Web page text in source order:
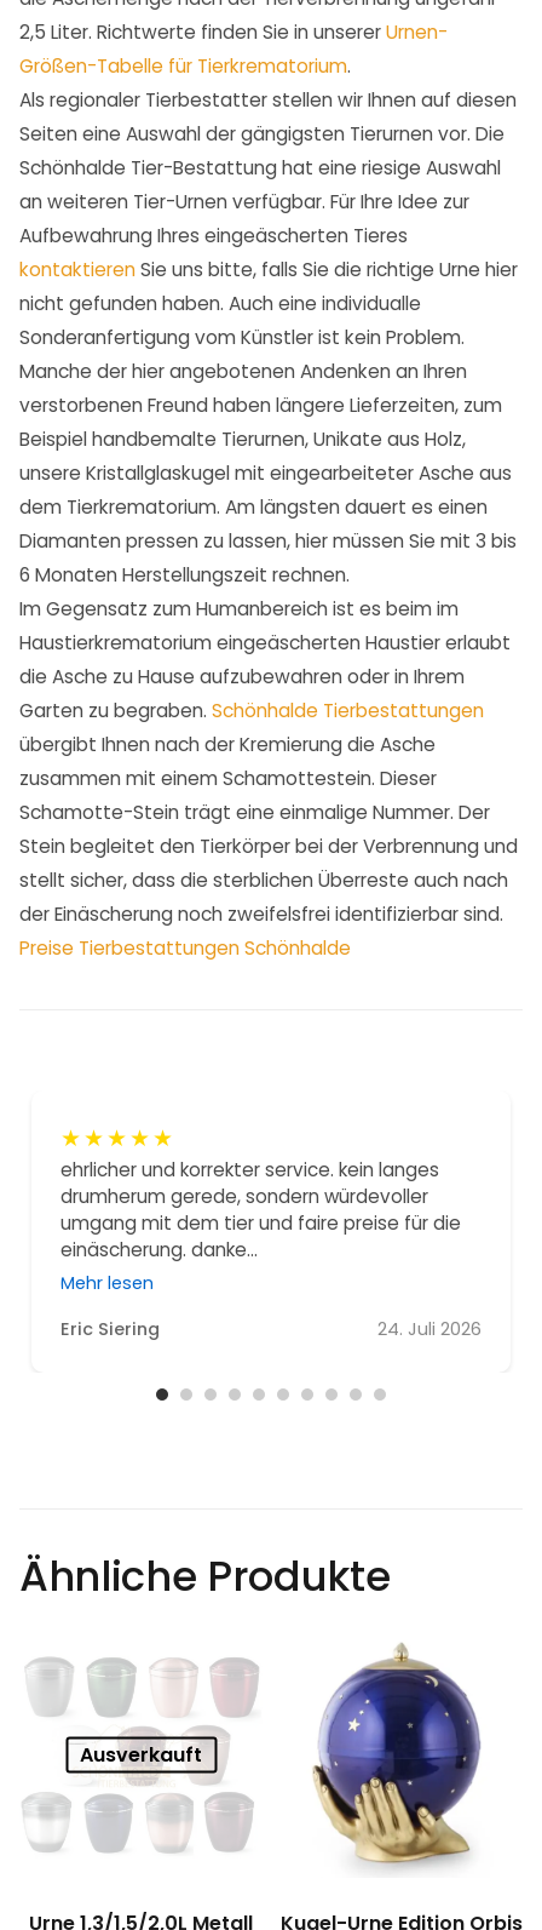
2,5 Liter. Richtwerte finden Sie in unsererUrnen-
Größen-Tabelle für Tierkrematorium.
Als regionaler Tierbestatter stellen wir Ihnen auf diesen
Seiten eine Auswahl der gängigsten Tierurnen vor. Die
Schönhalde Tier-Bestattung hat eine riesige Auswahl
an weiteren Tier-Urnen verfügbar. Für Ihre Idee zur
Aufbewahrung Ihres eingeäscherten Tieres
kontaktierenSie uns bitte, falls Sie die richtige Urne hier
nicht gefunden haben. Auch eine individualle
Sonderanfertigung vom Künstler ist kein Problem.
Manche der hier angebotenen Andenken an Ihren
verstorbenen Freund haben längere Lieferzeiten, zum
Beispiel handbemalte Tierurnen, Unikate aus Holz,
unsere Kristallglaskugel mit eingearbeiteter Asche aus
dem Tierkrematorium. Am längsten dauert es einen
Diamanten pressen zu lassen, hier müssen Sie mit 3 bis
6 Monaten Herstellungszeit rechnen.
Im Gegensatz zum Humanbereich ist es beim im
Haustierkrematorium eingeäscherten Haustier erlaubt
die Asche zu Hause aufzubewahren oder in Ihrem
Garten zu begraben. Schönhalde Tierbestattungen
übergibt Ihnen nach der Kremierung die Asche
zusammen mit einem Schamottestein. Dieser
Schamotte-Stein trägt eine einmalige Nummer. Der
Stein begleitet den Tierkörper bei der Verbrennung und
stellt sicher, dass die sterblichen Überreste auch nach
der Einäscherung noch zweifelsfrei identifizierbar sind.
Preise Tierbestattungen Schönhalde
★★★★★
ehrlicher und korrekter service. kein langes
drumherum gerede, sondern würdevoller
umgang mit dem tier und faire preise für die
einäscherung. danke...
Mehr lesen
Eric Siering
24. Juli 2026
Ähnliche Produkte
Ausverkauft
Urne 1,3/1,5/2,0L Metall
Kugel-Urne Edition Orbis